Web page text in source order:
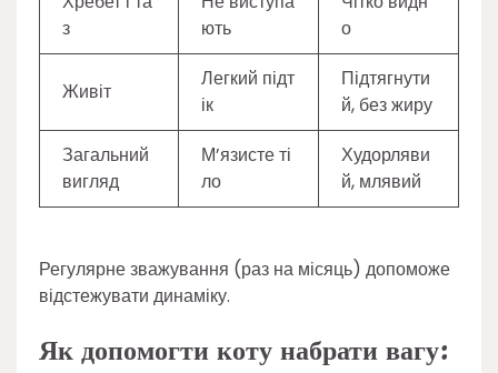
з
ють
о
Живіт
Легкий підт
ік
Підтягнути
й, без жиру
Загальний
вигляд
М’язисте ті
ло
Худорляви
й, млявий
Регулярне зважування (раз на місяць) допоможе
відстежувати динаміку.
Як допомогти коту набрати вагу: